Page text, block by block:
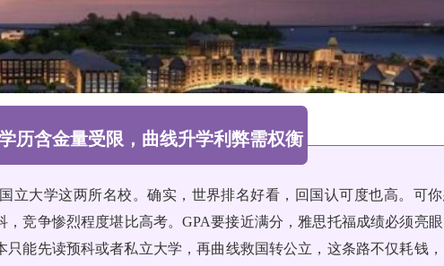
历含金量受限，曲线升学利弊需权衡
立大学这两所名校。确实，世界排名好看，回国认可度也高。可
竞争惨烈程度堪比高考。GPA要接近满分，雅思托福成绩必须亮
能先读预科或者私立大学，再曲线救国转公立，这条路不仅耗钱，